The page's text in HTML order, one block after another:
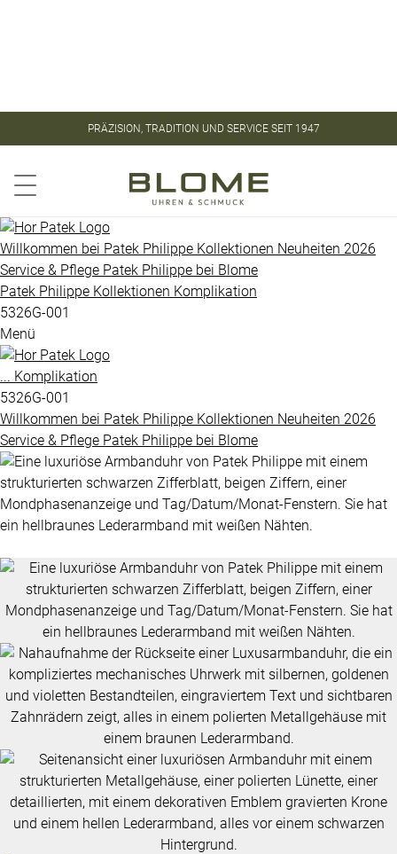
PRÄZISION, TRADITION UND SERVICE SEIT 1947
PATEK
PHILIPPE
Aquanaut
Calatrava
Golden
Gondolo
Grandes
Complications
Nautilus
4
Cubitus
Complications
UHREN
VINTAGE
SCHMUCK
BLOME
SERVICE
ÜBER
UNS
Impressum
Datenschutz
AGB
Willkommen bei Patek Philippe Kollektionen Neuheiten 2026
Service & Pflege Patek Philippe bei Blome
Patek Philippe Kollektionen Komplikation
5326G-001
Menü
... Komplikation
5326G-001
Willkommen bei Patek Philippe Kollektionen Neuheiten 2026
Service & Pflege Patek Philippe bei Blome